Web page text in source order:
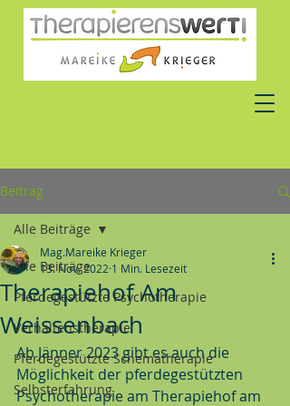
Beitrag
Alle Beiträge
Pferdegestützte Psychotherapie
Verhaltenstherapie
Pferdegestützte Schematherapie
Selbsterfahrung
Alle Beiträge
Therapiehof Am
Weissenbach
Mag.Mareike Krieger
13. Nov. 2022 1 Min. Lesezeit
Ab Jänner 2023 gibt es auch die
Möglichkeit der pferdegestützten
Psychotherapie am Therapiehof am